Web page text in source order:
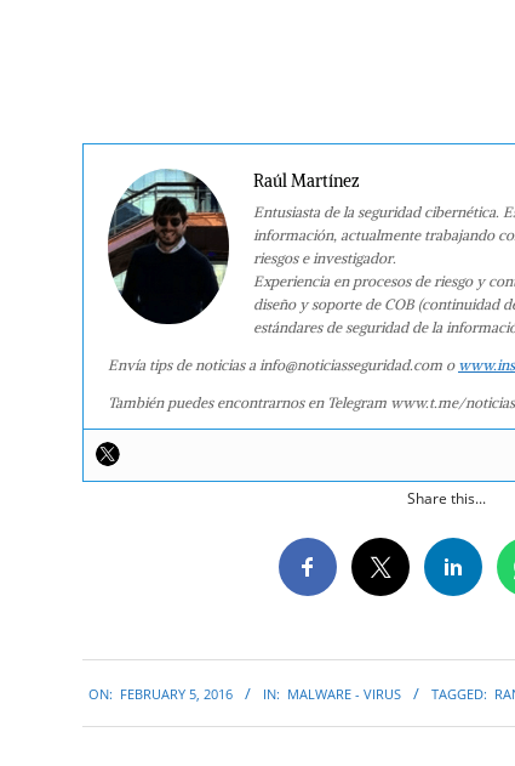
Raúl Martínez
Entusiasta de la seguridad cibernética.
información, actualmente trabajando
riesgos e investigador.
Experiencia en procesos de riesgo y
diseño y soporte de COB (continuidad
estándares de seguridad de la
Envía tips de noticias a info@noticiasseguridad.com o
También puedes encontrarnos en Telegram www.t.me/
Share this...
02-
05
ON: FEBRUARY 5, 2016 IN: MALWARE - VIRUS TAGGED: